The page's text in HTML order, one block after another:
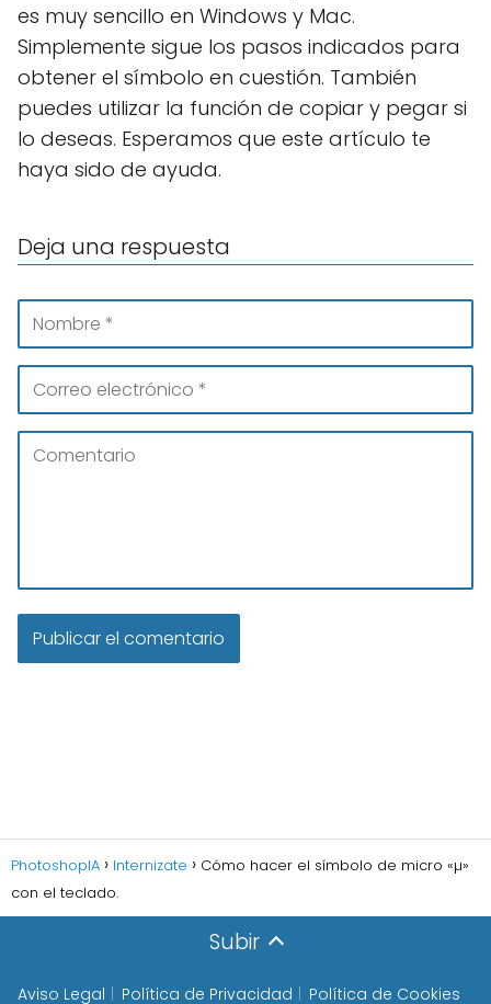
es muy sencillo en Windows y Mac.
Simplemente sigue los pasos indicados para
obtener el símbolo en cuestión. También
puedes utilizar la función de copiar y pegar si
lo deseas. Esperamos que este artículo te
haya sido de ayuda.
Deja una respuesta
PhotoshopIA Internizate
Cómo hacer el símbolo de micro «µ»
con el teclado.
Subir
Aviso Legal Política de Privacidad Política de Cookies